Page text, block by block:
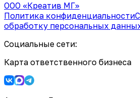
ООО «Креатив МГ»
Политика конфиденциальности
обработку персональных
Социальные сети:
Карта ответственного бизнеса